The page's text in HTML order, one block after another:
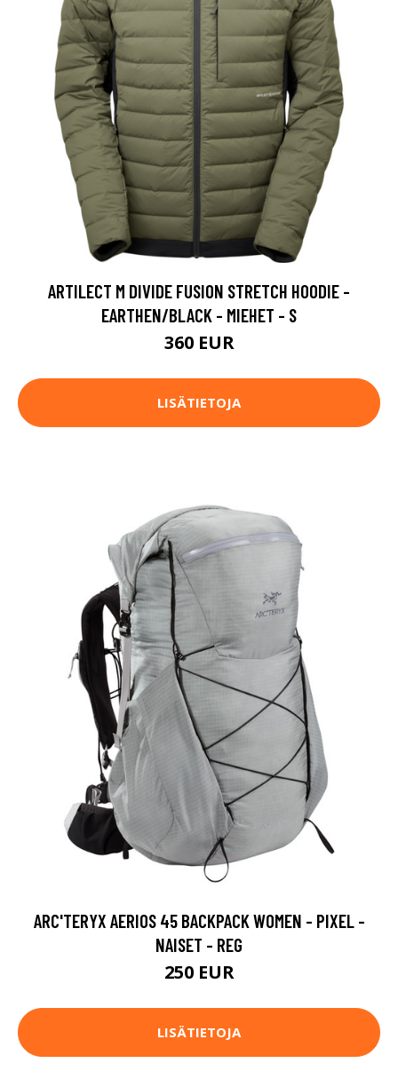
ARTILECT M DIVIDE FUSION STRETCH HOODIE -
EARTHEN/BLACK - MIEHET - S
360 EUR
LISÄTIETOJA
ARC'TERYX AERIOS 45 BACKPACK WOMEN - PIXEL -
NAISET - REG
250 EUR
LISÄTIETOJA